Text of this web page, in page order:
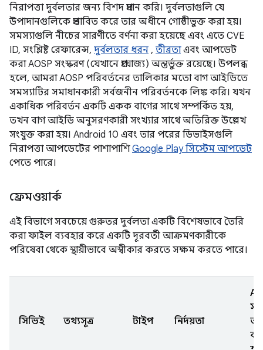
নিরাপত্তা দুর্বলতার জন্য বিশদ প্রদান করি। দুর্বলতাগুলি যে
উপাদানগুলিকে প্রভাবিত করে তার অধীনে গোষ্ঠীভুক্ত করা হয়।
সমস্যাগুলি নীচের সারণীতে বর্ণনা করা হয়েছে এবং এতে CVE
ID, সংশ্লিষ্ট রেফারেন্স, দুর্বলতার ধরন , তীব্রতাএবং আপডেট
করা AOSP সংস্করণ (যেখানে প্রযোজ্য) অন্তর্ভুক্ত রয়েছে। উপলব্ধ
হলে, আমরা AOSP পরিবর্তনের তালিকার মতো বাগ আইডিতে
সমস্যাটির সমাধানকারী সর্বজনীন পরিবর্তনকে লিঙ্ক করি। যখন
একাধিক পরিবর্তন একটি একক বাগের সাথে সম্পর্কিত হয়,
তখন বাগ আইডি অনুসরণকারী সংখ্যার সাথে অতিরিক্ত উল্লেখ
সংযুক্ত করা হয়। Android 10 এবং তার পরের ডিভাইসগুলি
নিরাপত্তা আপডেটের পাশাপাশিGoogle Play সিস্টেম আপডেট
পেতে পারে।
ফ্রেমওয়ার্ক
এই বিভাগে সবচেয়ে গুরুতর দুর্বলতা একটি বিশেষভাবে তৈরি
করা ফাইল ব্যবহার করে একটি দূরবর্তী আক্রমণকারীকে
পরিষেবা থেকে স্থায়ীভাবে অস্বীকার করতে সক্ষম করতে পারে।
সিভিই তথ্যসূত্র টাইপ নির্দয়তা